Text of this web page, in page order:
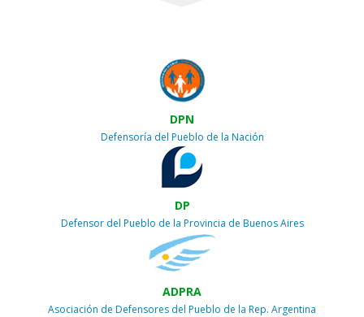
DPN
Defensoría del Pueblo de la Nación
DP
Defensor del Pueblo de la Provincia de Buenos Aires
ADPRA
Asociación de Defensores del Pueblo de la Rep. Argentina